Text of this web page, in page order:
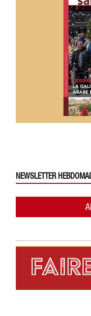
NEWSLETTER